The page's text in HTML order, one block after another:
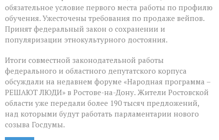
обязательное условие первого места работы по профилю
обучения. Ужесточены требования по продаже вейпов.
Принят федеральный закон о сохранении и
популяризации этнокультурного достояния.
Итоги совместной законодательной работы
федерального и областного депутатского корпуса
обсуждали на недавнем форуме «Народная программа –
РЕШАЮТ ЛЮДИ» в Ростове-на-Дону. Жители Ростовской
области уже передали более 190 тысяч предложений,
над которыми будут работать парламентарии нового
созыва Госдумы.